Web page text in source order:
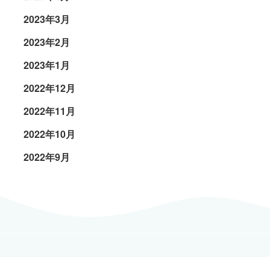
2023年3月
2023年2月
2023年1月
2022年12月
2022年11月
2022年10月
2022年9月